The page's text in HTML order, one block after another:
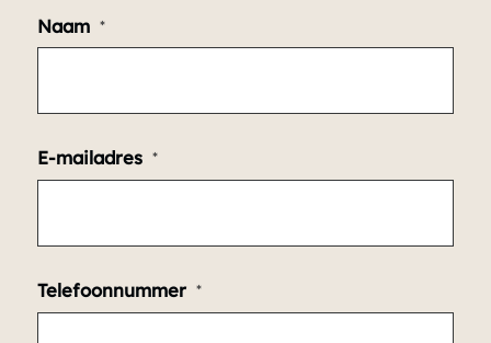
Naam *
E-mailadres *
Telefoonnummer *